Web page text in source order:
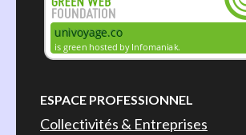
ESPACE PROFESSIONNEL
Collectivités & Entreprises